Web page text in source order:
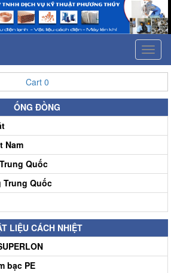
Cart 0
ỐNG ĐỒNG
Nam
Quốc
Trung Quốc
LIỆU CÁCH NHIỆT
bạc PE